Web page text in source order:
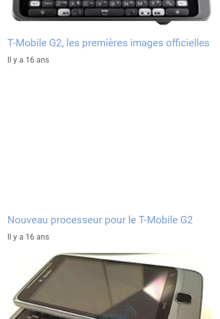
T-Mobile G2, les premières images officielles
Il y a 16 ans
Nouveau processeur pour le T-Mobile G2
Il y a 16 ans